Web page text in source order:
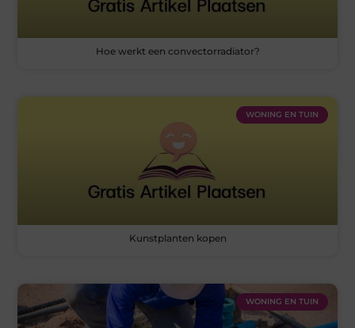
Hoe werkt een convectorradiator?
WONING EN TUIN
Kunstplanten kopen
WONING EN TUIN